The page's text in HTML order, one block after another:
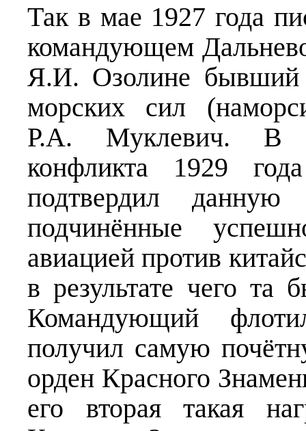
Так в мае 1927 года
командующем
Я.И. Озолине бывший
морских сил
Р.А. Муклевич. В
конфликта 1929
подтвердил данную
подчинённые
авиацией против
в результате чего та
Командующий
получил самую
орден Красного
его вторая такая